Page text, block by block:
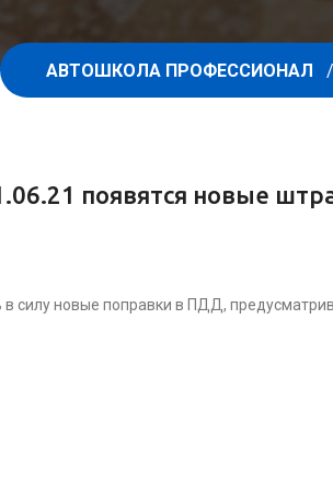
АВТОШКОЛА ПРОФЕССИОНАЛ
появятся новые
в силу новые поправки в ПДД,